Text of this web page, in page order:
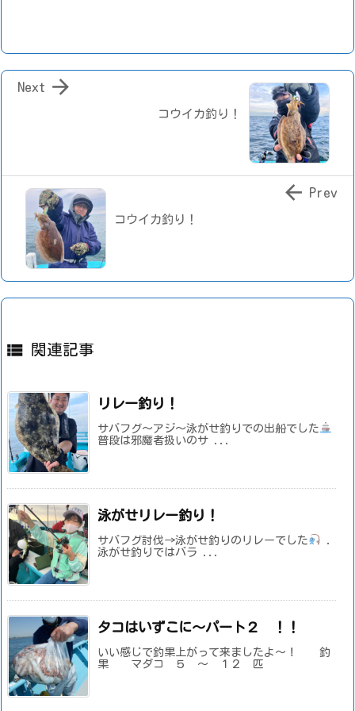
コウイカ釣り！

Next
コウイカ釣り！
 Prev
 関連記事
リレー釣り！
サバフグ～アジ～泳がせ釣りでの出船でした
普段は邪魔者扱いのサ ...
泳がせリレー釣り！
サバフグ討伐→泳がせ釣りのリレーでした
.
泳がせ釣りではバラ ...
タコはいずこに～パート２ ！！
いい感じで釣果上がって来ましたよ～！ 釣
果 マダコ ５ ～ １２ 匹